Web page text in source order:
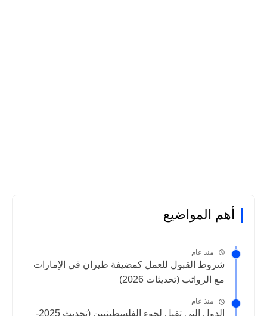
أهم المواضيع
منذ عام
شروط القبول للعمل كمضيفة طيران في الإمارات
مع الرواتب (تحديثات 2026)
منذ عام
الدول التي تقبل لجوء الفلسطينيين (تحديث 2025-